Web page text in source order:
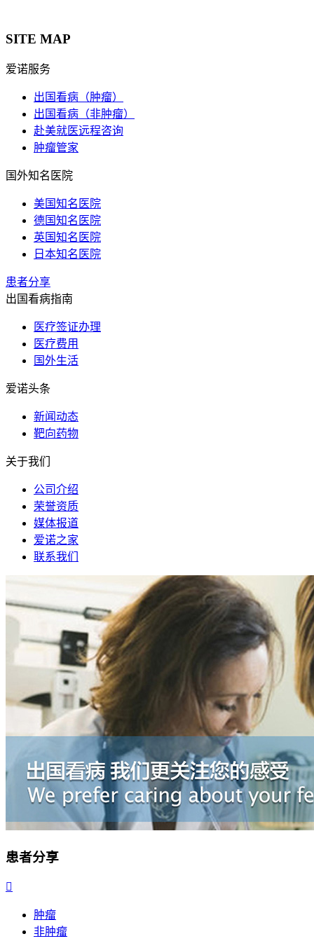
SITE MAP
爱诺服务
出国看病（肿瘤）
出国看病（非肿瘤）
赴美就医远程咨询
肿瘤管家
国外知名医院
美国知名医院
德国知名医院
英国知名医院
日本知名医院
患者分享
出国看病指南
医疗签证办理
医疗费用
国外生活
爱诺头条
新闻动态
靶向药物
关于我们
公司介绍
荣誉资质
媒体报道
爱诺之家
联系我们
患者分享

肿瘤
非肿瘤